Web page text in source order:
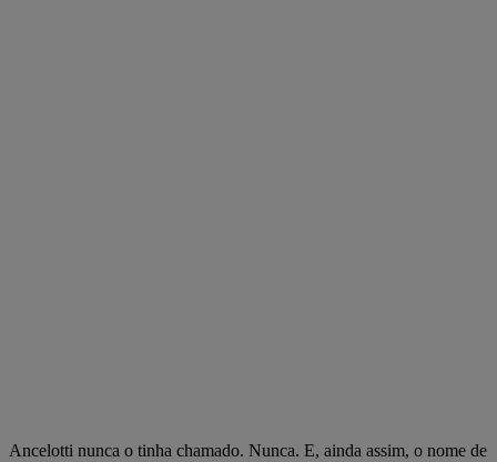
Ancelotti nunca o tinha chamado. Nunca. E, ainda assim, o nome de